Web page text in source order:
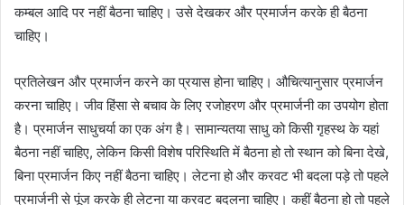
कम्बल आदि पर नहीं बैठना चाहिए। उसे देखकर और प्रमार्जन करके ही बैठना
चाहिए।
प्रतिलेखन और प्रमार्जन करने का प्रयास होना चाहिए। औचित्यानुसार प्रमार्जन
करना चाहिए। जीव हिंसा से बचाव के लिए रजोहरण और प्रमार्जनी का उपयोग होता
है। प्रमार्जन साधुचर्या का एक अंग है। सामान्यतया साधु को किसी गृहस्थ के यहां
बैठना नहीं चाहिए, लेकिन किसी विशेष परिस्थिति में बैठना हो तो स्थान को बिना देखे,
बिना प्रमार्जन किए नहीं बैठना चाहिए। लेटना हो और करवट भी बदला पड़े तो पहले
प्रमार्जनी से पूंज करके ही लेटना या करवट बदलना चाहिए। कहीं बैठना हो तो पहले